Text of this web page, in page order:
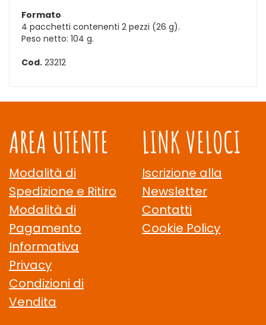
Formato
4 pacchetti contenenti 2 pezzi (26 g).
Peso netto: 104 g.
Cod. 23212
AREA UTENTE
Modalità di
Spedizione e Ritiro
Modalità di
Pagamento
Informativa
Privacy
Condizioni di
Vendita
LINK VELOCI
Iscrizione alla
Newsletter
Contatti
Cookie Policy